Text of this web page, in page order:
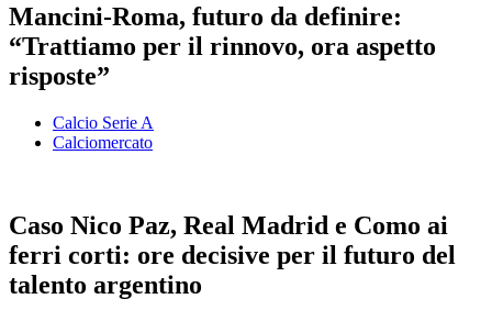
Mancini-Roma, futuro da definire:
“Trattiamo per il rinnovo, ora aspetto
risposte”
Calcio Serie A
Calciomercato
Caso Nico Paz, Real Madrid e Como ai
ferri corti: ore decisive per il futuro del
talento argentino